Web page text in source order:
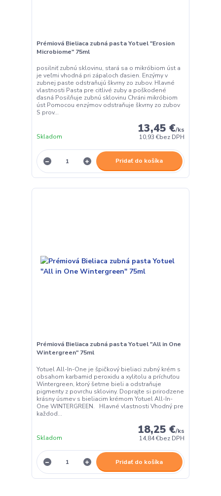
Prémiová Bieliaca zubná pasta Yotuel "Erosion
Microbiome" 75ml
posilniť zubnú sklovinu, stará sa o mikróbiom úst a
je veľmi vhodná pri zápaloch ďasien. Enzýmy v
zubnej paste odstraňujú škvrny zo zubov. Hlavné
vlastnosti Pasta pre citlivé zuby a poškodené
ďasná Posilňuje zubnú sklovinu Chráni mikróbiom
úst Pomocou enzýmov odstraňuje škvrny zo zubov
S prov...
13,45 €/ks
10,93 €bez DPH
Skladom
Pridať do košíka
Prémiová Bieliaca zubná pasta Yotuel "All in One
Wintergreen" 75ml
Yotuel All-In-One je špičkový bieliaci zubný krém s
obsahom karbamid peroxidu a xylitolu a príchuťou
Wintergreen, ktorý šetrne bieli a odstraňuje
pigmenty z povrchu skloviny. Doprajte si prirodzene
krásny úsmev s bieliacim krémom Yotuel All-In-
One WINTERGREEN. Hlavné vlastnosti Vhodný pre
každod...
18,25 €/ks
14,84 €bez DPH
Skladom
Pridať do košíka